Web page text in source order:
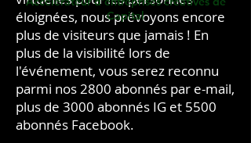
éloignées, nous prévoyons encore
plus de visiteurs que jamais ! En
plus de la visibilité lors de
l'événement, vous serez reconnu
parmi nos 2800 abonnés par e-mail,
plus de 3000 abonnés IG et 5500
abonnés Facebook.
Capital